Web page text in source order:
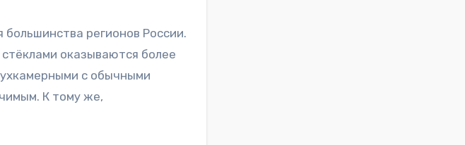
регионов России.
оказываются более
с обычными
К тому же,